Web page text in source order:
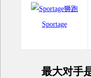
Sportage
最大对手